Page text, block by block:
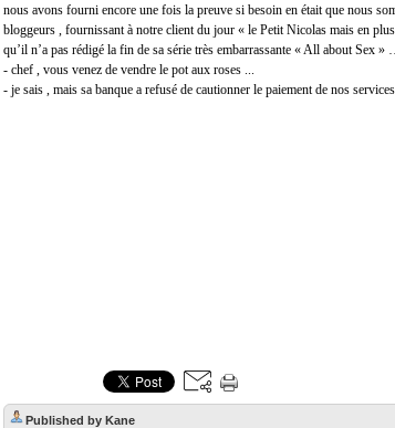
nous avons fourni encore une fois la preuve si besoin en était que nous
bloggeurs , fournissant à notre client du jour « le Petit Nicolas mais en
qu’il n’a pas rédigé la fin de sa série très embarrassante « All about Sex »
- chef , vous venez de vendre le pot aux roses ...
- je sais , mais sa banque a refusé de cautionner le paiement de nos
Published by Kane